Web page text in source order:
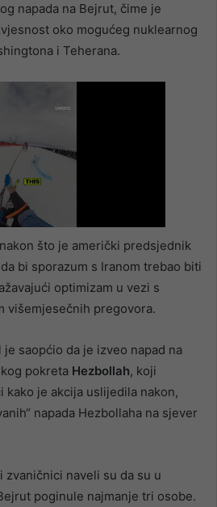
napada na Bejrut, čime je
oko mogućeg nuklearnog
i Teherana.
što je američki predsjednik
bi sporazum s Iranom trebao biti
optimizam u vezi s
višemjesečnih pregovora.
saopćio da je izveo napad na
pokreta Hezbollah, koji
kako je akcija uslijedila nakon,
napada Hezbollaha na sjever
zvaničnici naveli su da su u
poginule najmanje tri osobe.